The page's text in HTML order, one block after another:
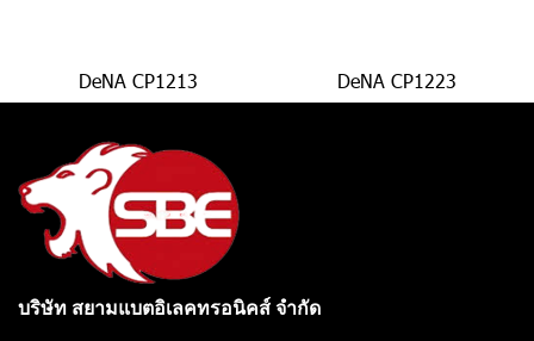
DeNA CP1213 DeNA CP1223
บริษัท สยามแบตอิเลคทรอนิคส์ จำกัด